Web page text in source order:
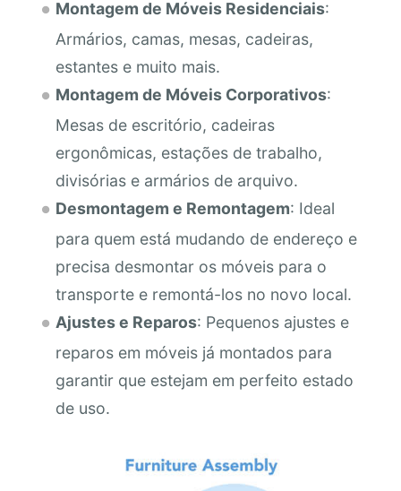
Montagem de Móveis Residenciais:
Armários, camas, mesas, cadeiras,
estantes e muito mais.
Montagem de Móveis Corporativos:
Mesas de escritório, cadeiras
ergonômicas, estações de trabalho,
divisórias e armários de arquivo.
Desmontagem e Remontagem: Ideal
para quem está mudando de endereço e
precisa desmontar os móveis para o
transporte e remontá-los no novo local.
Ajustes e Reparos: Pequenos ajustes e
reparos em móveis já montados para
garantir que estejam em perfeito estado
de uso.